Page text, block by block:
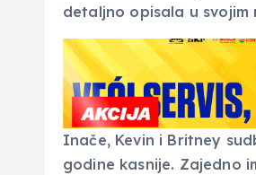
detaljno opisala u svojim
Inače, Kevin i Britney
godine kasnije. Zajedno